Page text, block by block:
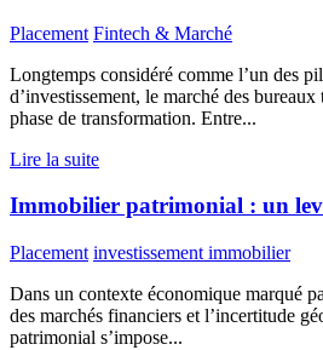
Placement Fintech & Marché
Longtemps considéré comme l’un des
d’investissement, le marché des
phase de transformation. Entre...
Lire la suite
Immobilier patrimonial : un
Placement investissement immobilier
Dans un contexte économique marqué
des marchés financiers et l’incertitude
patrimonial s’impose...